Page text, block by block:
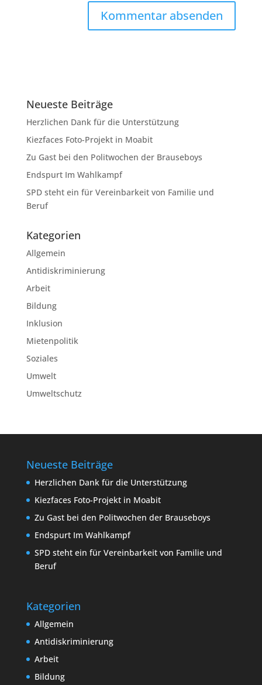
Neueste Beiträge
Herzlichen Dank für die Unterstützung
Kiezfaces Foto-Projekt in Moabit
Zu Gast bei den Politwochen der Brauseboys
Endspurt Im Wahlkampf
SPD steht ein für Vereinbarkeit von Familie und
Beruf
Kategorien
Allgemein
Antidiskriminierung
Arbeit
Bildung
Inklusion
Mietenpolitik
Soziales
Umwelt
Umweltschutz
Neueste Beiträge
Herzlichen Dank für die Unterstützung
Kiezfaces Foto-Projekt in Moabit
Zu Gast bei den Politwochen der Brauseboys
Endspurt Im Wahlkampf
SPD steht ein für Vereinbarkeit von Familie und
Beruf
Kategorien
Allgemein
Antidiskriminierung
Arbeit
Bildung